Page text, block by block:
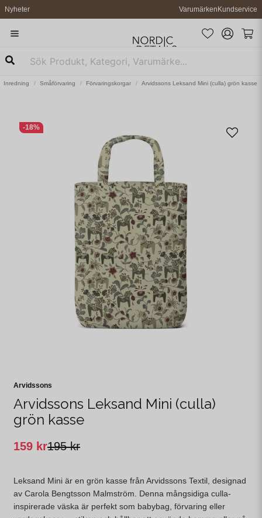
Nyheter VarumärkenKundservice
Inredning Småförvaring Förvaringskorgar Arvidssons Leksand Mini (culla) grön kasse
-18%
Arvidssons
Arvidssons Leksand Mini (culla)
grön kasse
195 kr
159 kr
Leksand Mini är en grön kasse från Arvidssons Textil, designad
av Carola Bengtsson Malmström. Denna mångsidiga culla-
inspirerade väska är perfekt som babybag, förvaring eller